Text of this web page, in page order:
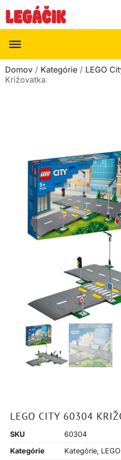
Domov / Kategórie / LEGO
Križovatka
LEGO CITY 60304
SKU
60304
Kategórie
Kategórie,